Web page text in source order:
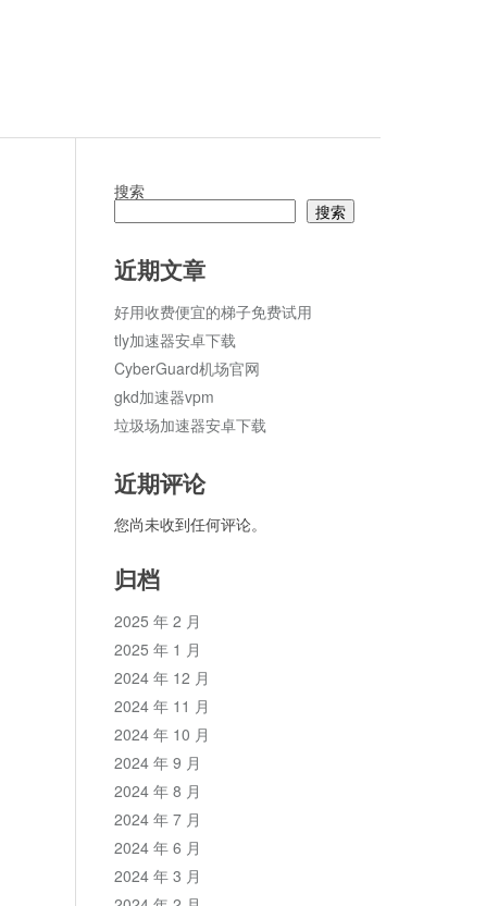
搜索
搜索
近期文章
好用收费便宜的梯子免费试用
tly加速器安卓下载
CyberGuard机场官网
gkd加速器vpm
垃圾场加速器安卓下载
近期评论
您尚未收到任何评论。
归档
2025 年 2 月
2025 年 1 月
2024 年 12 月
2024 年 11 月
2024 年 10 月
2024 年 9 月
2024 年 8 月
2024 年 7 月
2024 年 6 月
2024 年 3 月